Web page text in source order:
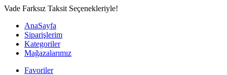
Vade Farksız Taksit Seçenekleriyle!
AnaSayfa
Siparişlerim
Kategoriler
Mağazalarımız
Favoriler